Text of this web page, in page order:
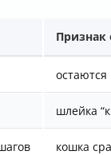
остаются
шлейка
кошка